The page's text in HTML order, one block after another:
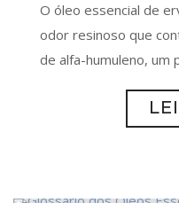
O óleo essencial de
odor resinoso que
de alfa-humuleno, um